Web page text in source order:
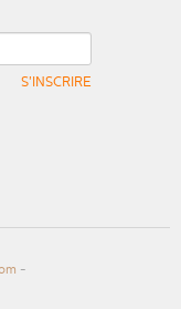
S'INSCRIRE
-